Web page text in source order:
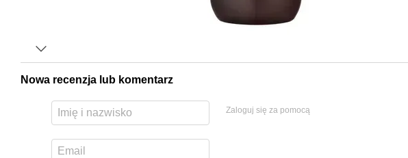
Nowa recenzja lub komentarz
Zaloguj się za pomocą